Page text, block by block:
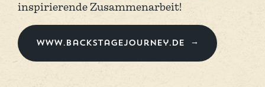
inspirierende Zusammenarbeit!
www.backstagejourney.de